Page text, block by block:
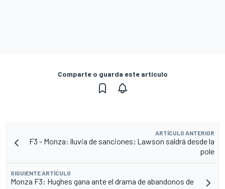
Comparte o guarda este artículo
ARTÍCULO ANTERIOR
F3 - Monza: lluvia de sanciones; Lawson saldrá desde la
pole
SIGUIENTE ARTÍCULO
Monza F3: Hughes gana ante el drama de abandonos de